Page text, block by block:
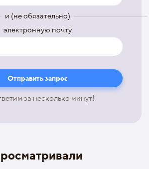
и (не обязательно)
электронную почту
за несколько минут!